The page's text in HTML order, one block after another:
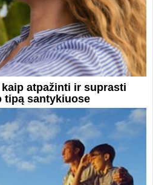
atpažinti ir suprasti
tipą santykiuose